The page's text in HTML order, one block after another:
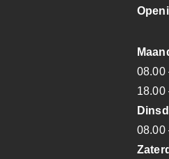
08.00
18.00
08.00